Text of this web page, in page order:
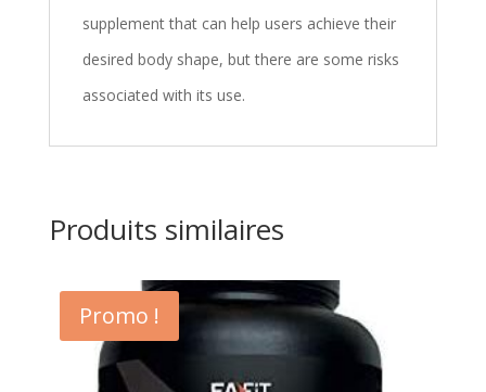
supplement that can help users achieve their
desired body shape, but there are some risks
associated with its use.
Produits similaires
Promo !